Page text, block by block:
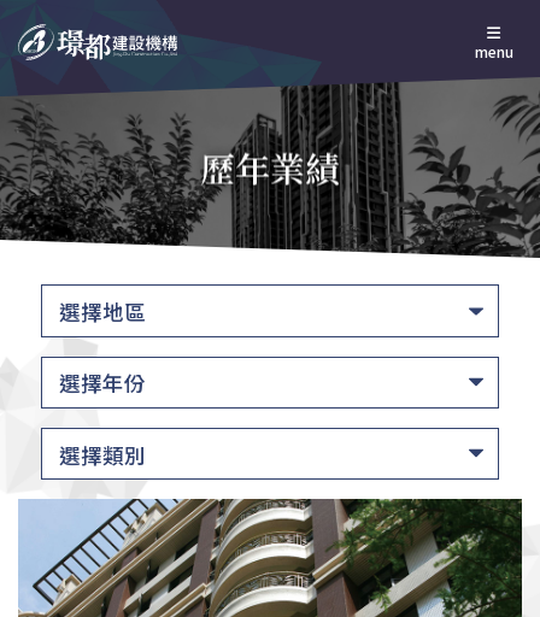
menu
歷年業績